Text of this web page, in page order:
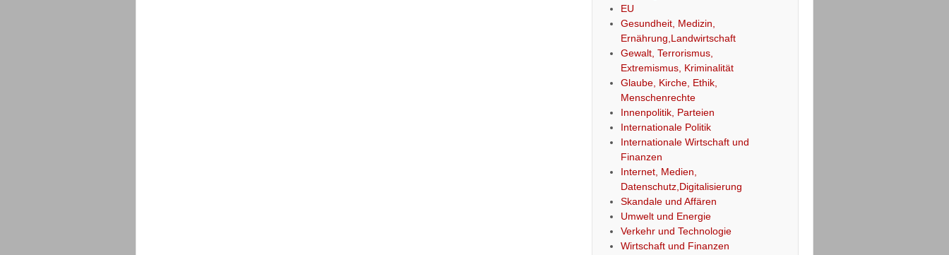
EU
Gesundheit, Medizin,
Ernährung,Landwirtschaft
Gewalt, Terrorismus,
Extremismus, Kriminalität
Glaube, Kirche, Ethik,
Menschenrechte
Innenpolitik, Parteien
Internationale Politik
Internationale Wirtschaft und
Finanzen
Internet, Medien,
Datenschutz,Digitalisierung
Skandale und Affären
Umwelt und Energie
Verkehr und Technologie
Wirtschaft und Finanzen